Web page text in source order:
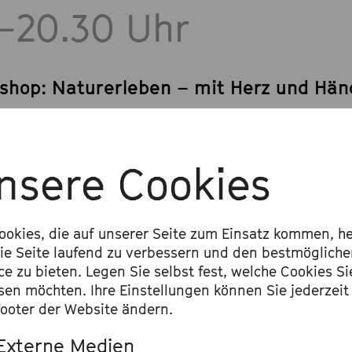
Cookies
die auf unserer Seite zum Einsatz kommen,
Seite laufend zu verbessern und den
zu bieten. Legen Sie selbst fest, welche Cookies
möchten. Ihre Einstellungen können Sie
der Website ändern.
Medien
Uhr
Naturerleben – mit Herz und
gestalten
Begegnen oder Spielen? In
Parks. Wir vom WILA Bonn
sogenannten PikoPark als Modell
Diese gemeinschaftlich entwickelten